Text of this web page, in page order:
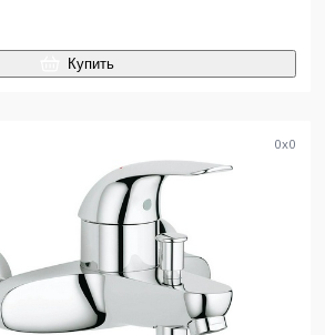
Купить
0x0